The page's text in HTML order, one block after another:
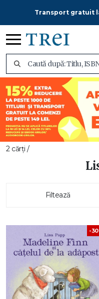
Transport gratuit
2 cărți /
Filtează
-